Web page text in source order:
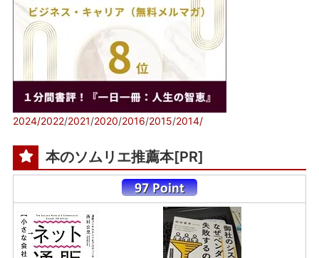
2024/2022/2021/2020/2016/2015/2014/
本のソムリエ推薦本[PR]